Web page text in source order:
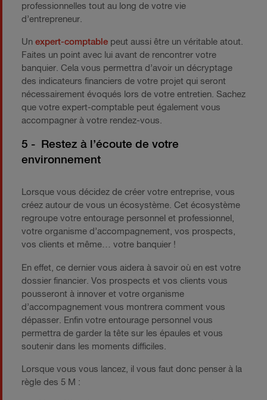
professionnelles tout au long de votre vie
d’entrepreneur.
Un expert-comptable peut aussi être un véritable atout.
Faites un point avec lui avant de rencontrer votre
banquier. Cela vous permettra d’avoir un décryptage
des indicateurs financiers de votre projet qui seront
nécessairement évoqués lors de votre entretien. Sachez
que votre expert-comptable peut également vous
accompagner à votre rendez-vous.
5 - Restez à l’écoute de votre
environnement
Lorsque vous décidez de créer votre entreprise, vous
créez autour de vous un écosystème. Cet écosystème
regroupe votre entourage personnel et professionnel,
votre organisme d’accompagnement, vos prospects,
vos clients et même… votre banquier !
En effet, ce dernier vous aidera à savoir où en est votre
dossier financier. Vos prospects et vos clients vous
pousseront à innover et votre organisme
d’accompagnement vous montrera comment vous
dépasser. Enfin votre entourage personnel vous
permettra de garder la tête sur les épaules et vous
soutenir dans les moments difficiles.
Lorsque vous vous lancez, il vous faut donc penser à la
règle des 5 M :